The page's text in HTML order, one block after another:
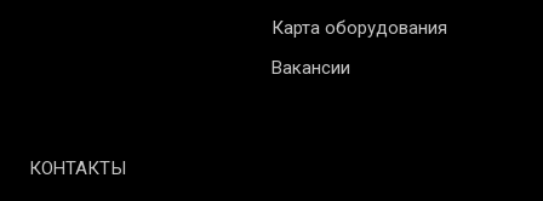
Карта оборудования
Вакансии
КОНТАКТЫ